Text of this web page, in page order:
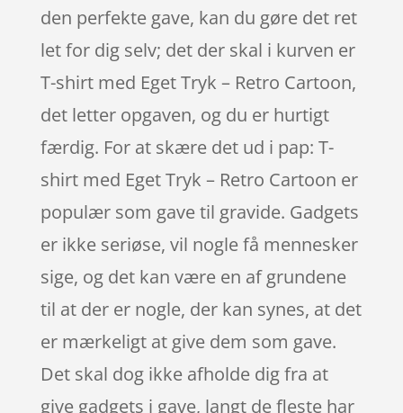
den perfekte gave, kan du gøre det ret
let for dig selv; det der skal i kurven er
T-shirt med Eget Tryk – Retro Cartoon,
det letter opgaven, og du er hurtigt
færdig. For at skære det ud i pap: T-
shirt med Eget Tryk – Retro Cartoon er
populær som gave til gravide. Gadgets
er ikke seriøse, vil nogle få mennesker
sige, og det kan være en af grundene
til at der er nogle, der kan synes, at det
er mærkeligt at give dem som gave.
Det skal dog ikke afholde dig fra at
give gadgets i gave, langt de fleste har